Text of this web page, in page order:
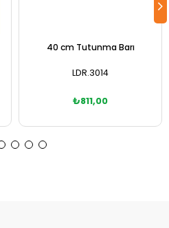
40 cm Tutunma Barı
LDR.3014
₺811,00